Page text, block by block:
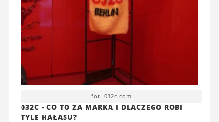
fot. 032c.com
032C - CO TO ZA MARKA I DLACZEGO ROBI
TYLE HAŁASU?